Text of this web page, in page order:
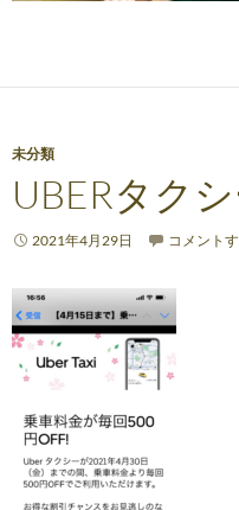
未分類
UBERタク
2021年4月29日 コメント